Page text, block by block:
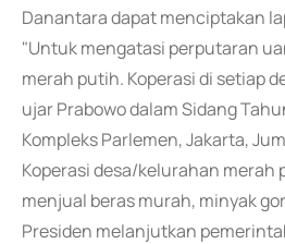
Danantara dapat menciptakan
"Untuk mengatasi perputaran
merah putih. Koperasi di setiap
ujar Prabowo dalam Sidang
Kompleks Parlemen, Jakarta,
Koperasi desa/kelurahan
menjual beras murah, minyak
Presiden melanjutkan